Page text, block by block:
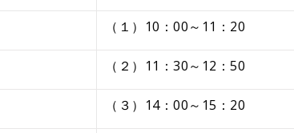
（１）10：00～11：20
（２）11：30～12：50
（３）14：00～15：20